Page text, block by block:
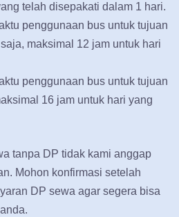
telah disepakati dalam 1 hari.
penggunaan bus untuk tujuan
maksimal 12 jam untuk hari
penggunaan bus untuk tujuan
16 jam untuk hari yang
tanpa DP tidak kami anggap
Mohon konfirmasi setelah
DP sewa agar segera bisa